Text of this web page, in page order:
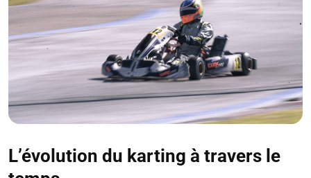
L’évolution du karting à travers le